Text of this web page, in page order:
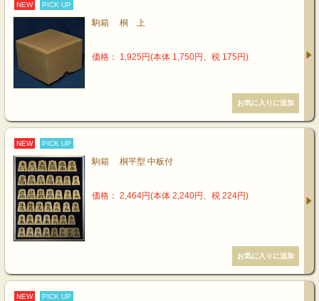
NEW PICK UP
駒箱 桐 上
価格： 1,925円(本体 1,750円、税 175円)
NEW PICK UP
駒箱 桐平型 中板付
価格： 2,464円(本体 2,240円、税 224円)
NEW PICK UP